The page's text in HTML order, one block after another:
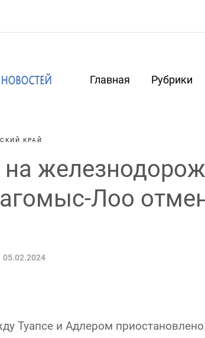
Главная Рубрики
КРАЙ
на
Лоо
05.02.2024
Туапсе и Адлером